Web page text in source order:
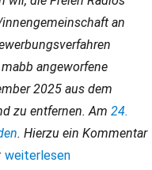
an
angeworfene
2025 aus dem
zu entfernen. Am 24.
. Hierzu ein Kommentar
„Unsexing FM“
weiterlesen